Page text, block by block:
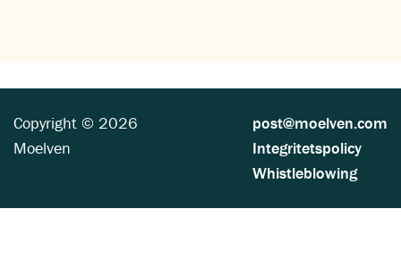
Copyright © 2026
Moelven
post@moelven.com
Integritetspolicy
Whistleblowing